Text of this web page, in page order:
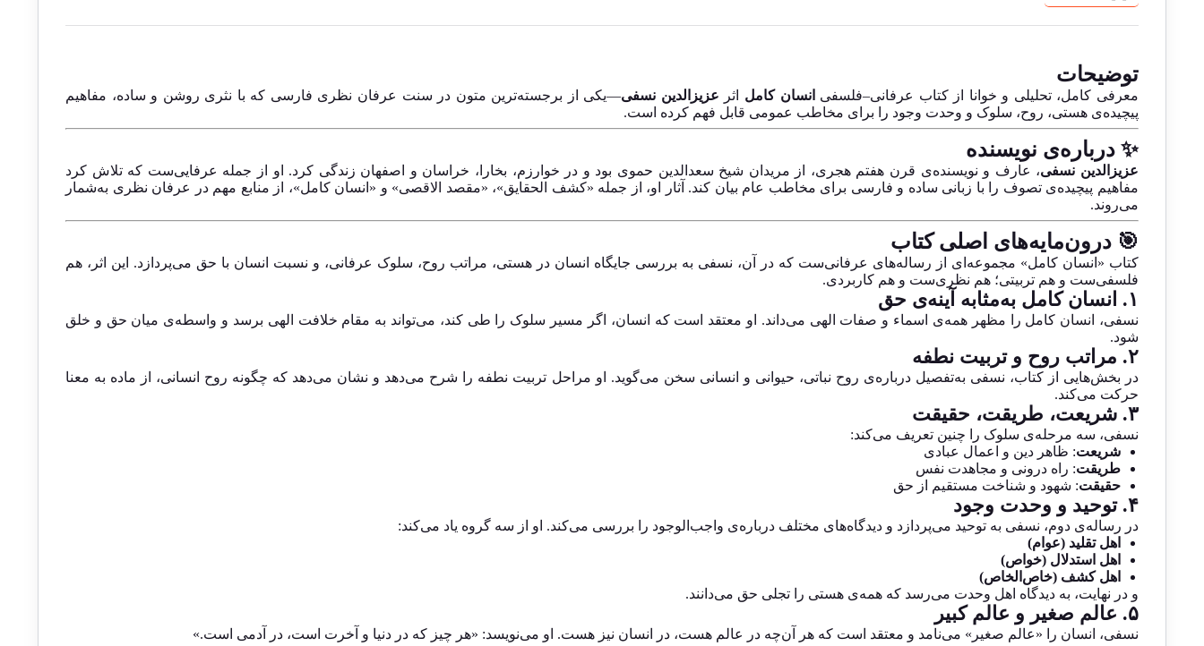
توضیحات
معرفی کامل، تحلیلی و خوانا از کتاب عرفانی–فلسفی انسان کامل اثر عزیزالدین نسفی—یکی از برجسته‌ترین متون در سنت عرفان نظری فارسی که با نثری روشن و ساده، مفاهیم
پیچیده‌ی هستی، روح، سلوک و وحدت وجود را برای مخاطب عمومی قابل فهم کرده است.
✨ درباره‌ی نویسنده
عزیزالدین نسفی، عارف و نویسنده‌ی قرن هفتم هجری، از مریدان شیخ سعدالدین حموی بود و در خوارزم، بخارا، خراسان و اصفهان زندگی کرد. او از جمله عرفایی‌ست که تلاش کرد
مفاهیم پیچیده‌ی تصوف را با زبانی ساده و فارسی برای مخاطب عام بیان کند. آثار او، از جمله «کشف الحقایق»، «مقصد الاقصی» و «انسان کامل»، از منابع مهم در عرفان نظری به‌شمار
می‌روند.
🎯 درون‌مایه‌های اصلی کتاب
کتاب «انسان کامل» مجموعه‌ای از رساله‌های عرفانی‌ست که در آن، نسفی به بررسی جایگاه انسان در هستی، مراتب روح، سلوک عرفانی، و نسبت انسان با حق می‌پردازد. این اثر، هم
فلسفی‌ست و هم تربیتی؛ هم نظری‌ست و هم کاربردی.
۱. انسان کامل به‌مثابه آینه‌ی حق
نسفی، انسان کامل را مظهر همه‌ی اسماء و صفات الهی می‌داند. او معتقد است که انسان، اگر مسیر سلوک را طی کند، می‌تواند به مقام خلافت الهی برسد و واسطه‌ی میان حق و خلق
شود.
۲. مراتب روح و تربیت نطفه
در بخش‌هایی از کتاب، نسفی به‌تفصیل درباره‌ی روح نباتی، حیوانی و انسانی سخن می‌گوید. او مراحل تربیت نطفه را شرح می‌دهد و نشان می‌دهد که چگونه روح انسانی، از ماده به معنا
حرکت می‌کند.
۳. شریعت، طریقت، حقیقت
نسفی، سه مرحله‌ی سلوک را چنین تعریف می‌کند:
شریعت: ظاهر دین و اعمال عبادی
طریقت: راه درونی و مجاهدت نفس
حقیقت: شهود و شناخت مستقیم از حق
۴. توحید و وحدت وجود
در رساله‌ی دوم، نسفی به توحید می‌پردازد و دیدگاه‌های مختلف درباره‌ی واجب‌الوجود را بررسی می‌کند. او از سه گروه یاد می‌کند:
اهل تقلید (عوام)
اهل استدلال (خواص)
اهل کشف (خاص‌الخاص)
و در نهایت، به دیدگاه اهل وحدت می‌رسد که همه‌ی هستی را تجلی حق می‌دانند.
۵. عالم صغیر و عالم کبیر
نسفی، انسان را «عالم صغیر» می‌نامد و معتقد است که هر آن‌چه در عالم هست، در انسان نیز هست. او می‌نویسد: «هر چیز که در دنیا و آخرت است، در آدمی است.»